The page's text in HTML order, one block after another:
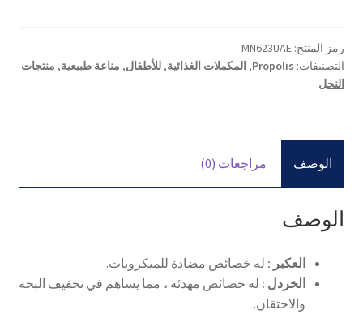
رمز المنتج: MN623UAE
التصنيفات: Propolis
, المكملات الغذائية, للأطفال, مناعة طبيعية, منتجات
النحل
الوصف مراجعات (0)
الوصف
العكبر : له خصائص مضادة للميكروبات.
الخردل : له خصائص مهدئة ، مما يساهم في تخفيف البحة
والاحتقان.